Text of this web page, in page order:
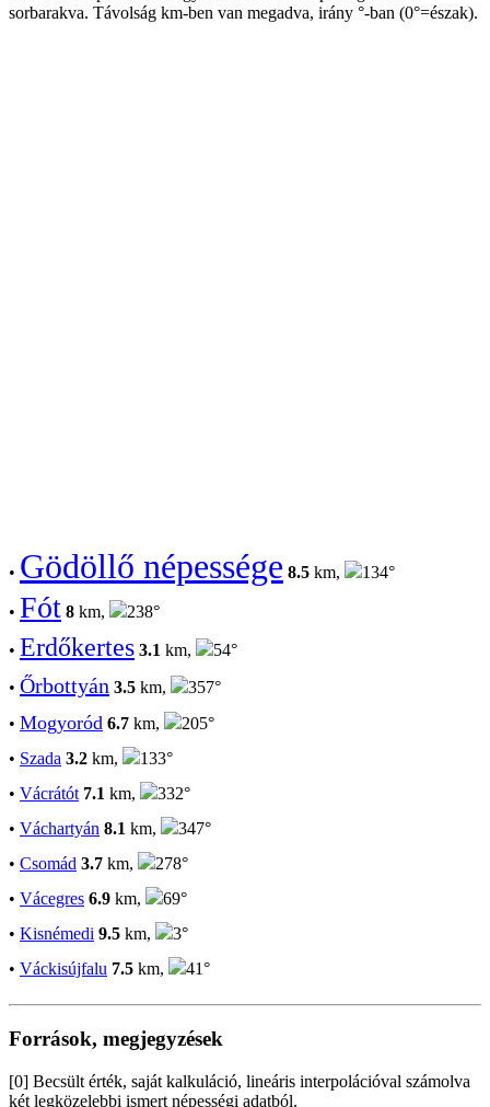
sorbarakva. Távolság km-ben van megadva, irány °-ban (0°=észak).
• Gödöllő népessége 8.5 km, 134°
• Fót 8 km, 238°
• Erdőkertes 3.1 km,
54°
• Őrbottyán 3.5 km,
357°
• Mogyoród 6.7 km,
205°
• Szada 3.2 km,
133°
• Vácrátót 7.1 km,
332°
• Váchartyán 8.1 km,
347°
• Csomád 3.7 km,
278°
• Vácegres 6.9 km,
69°
• Kisnémedi 9.5 km,
3°
• Váckisújfalu 7.5 km, 41°
Források, megjegyzések
[0] Becsült érték, saját kalkuláció, lineáris interpolációval számolva
két legközelebbi ismert népességi adatból.